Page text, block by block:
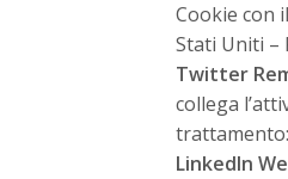
Cookie con
Stati Uniti –
Twitter
collega
LinkedIn